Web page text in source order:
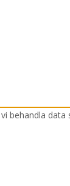
behandla data